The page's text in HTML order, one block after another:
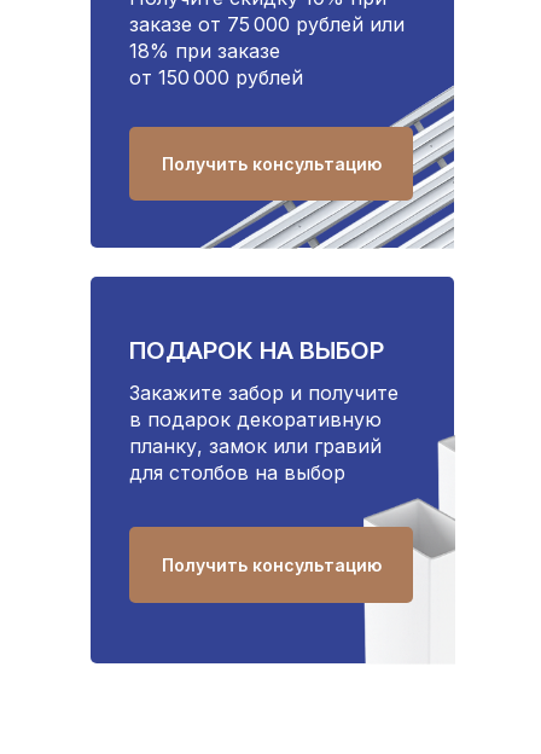
заказе от 75 000 рублей или
18% при заказе
от 150 000 рублей
Получить консультацию
ПОДАРОК НА ВЫБОР
Закажите забор и получите
в подарок декоративную
планку, замок или гравий
для столбов на выбор
Получить консультацию